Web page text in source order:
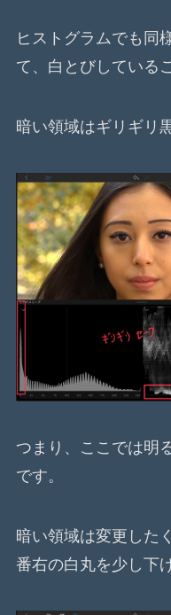
ヒストグラムでも同
て、白とびしている
暗い領域はギリギリ
つまり、ここでは明
です。
暗い領域は変更した
番右の白丸を少し下